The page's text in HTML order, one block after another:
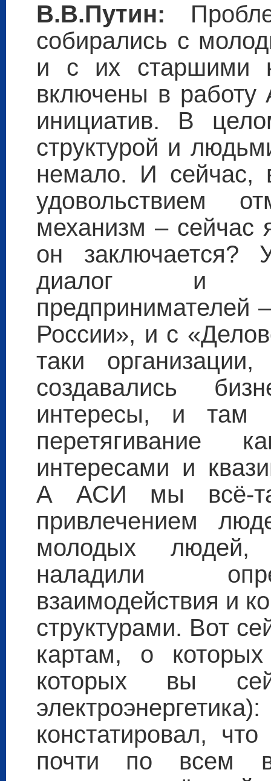
В.В.Путин:
собирались с
и с их старшими
включены в работу
инициатив. В
структурой и
немало. И сейчас,
удовольствием
механизм – сейчас
он
диалог и с
России», и с
таки
создавались
интересы, и там
перетягивание
интересами и
А АСИ мы всё-
привлечением
молодых людей,
наладили
взаимодействия и
структурами. Вот
картам, о
которых вы
констатировал,
почти по всем